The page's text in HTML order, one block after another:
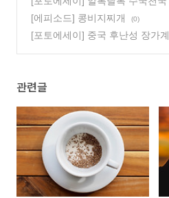
[에피소드] 콩비지찌개 (0)
[포토에세이] 중국 후난성 장가계
관련글